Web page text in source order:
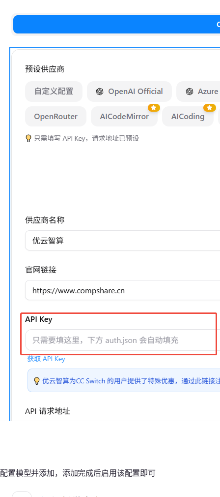
配置模型并添加，添加完成后启用该配置即可